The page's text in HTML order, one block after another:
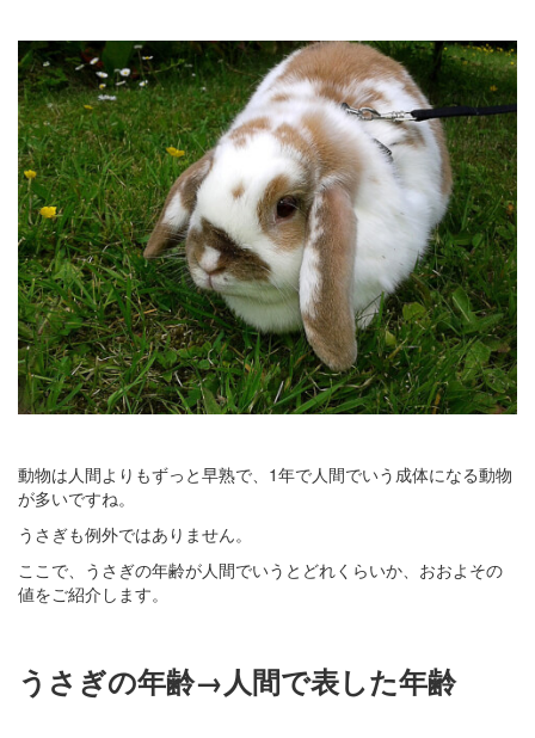
動物は人間よりもずっと早熟で、1年で人間でいう成体になる動物
が多いですね。
うさぎも例外ではありません。
ここで、うさぎの年齢が人間でいうとどれくらいか、おおよその
値をご紹介します。
うさぎの年齢→人間で表した年齢